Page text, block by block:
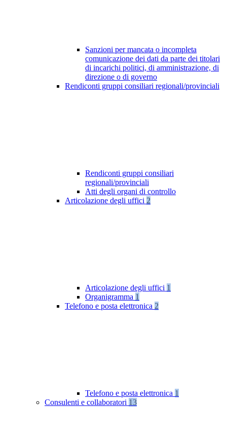
Sanzioni per mancata o incompleta
comunicazione dei dati da parte dei titolari
di incarichi politici, di amministrazione, di
direzione o di governo
Rendiconti gruppi consiliari regionali/provinciali
Rendiconti gruppi consiliari
regionali/provinciali
Atti degli organi di controllo
Articolazione degli uffici 2
Articolazione degli uffici 1
Organigramma 1
Telefono e posta elettronica 2
Telefono e posta elettronica 1
Consulenti e collaboratori 13